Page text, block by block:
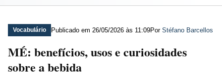
Vocabulário Publicado em 26/05/2026 às 11:09Por Stéfano Barcellos
MÉ: benefícios, usos e curiosidades
sobre a bebida